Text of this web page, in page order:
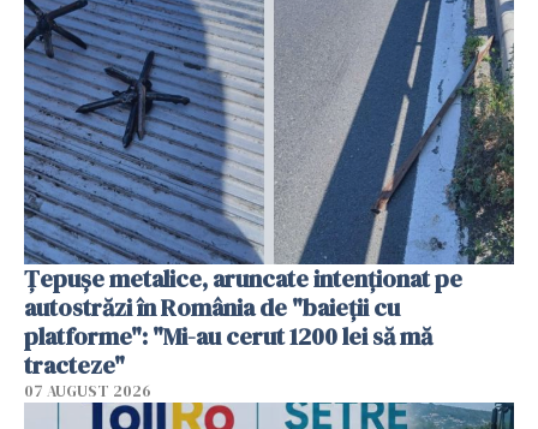
Țepușe metalice, aruncate intenționat pe
autostrăzi în România de "baieții cu
platforme": "Mi-au cerut 1200 lei să mă
tracteze"
07 AUGUST 2026